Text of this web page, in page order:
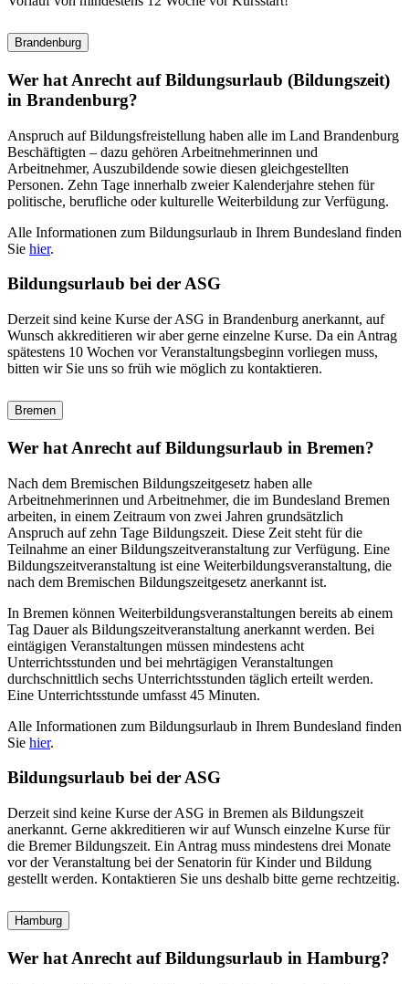
Brandenburg
Wer hat Anrecht auf Bildungsurlaub (Bildungszeit)
in Brandenburg?
Anspruch auf Bildungsfreistellung haben alle im Land Brandenburg
Beschäftigten – dazu gehören Arbeitnehmerinnen und
Arbeitnehmer, Auszubildende sowie diesen gleichgestellten
Personen. Zehn Tage innerhalb zweier Kalenderjahre stehen für
politische, berufliche oder kulturelle Weiterbildung zur Verfügung.
Alle Informationen zum Bildungsurlaub in Ihrem Bundesland finden
Sie hier.
Bildungsurlaub bei der ASG
Derzeit sind keine Kurse der ASG in Brandenburg anerkannt, auf
Wunsch akkreditieren wir aber gerne einzelne Kurse. Da ein Antrag
spätestens 10 Wochen vor Veranstaltungsbeginn vorliegen muss,
bitten wir Sie uns so früh wie möglich zu kontaktieren.
Bremen
Wer hat Anrecht auf Bildungsurlaub in Bremen?
Nach dem Bremischen Bildungszeitgesetz haben alle
Arbeitnehmerinnen und Arbeitnehmer, die im Bundesland Bremen
arbeiten, in einem Zeitraum von zwei Jahren grundsätzlich
Anspruch auf zehn Tage Bildungszeit. Diese Zeit steht für die
Teilnahme an einer Bildungszeitveranstaltung zur Verfügung. Eine
Bildungszeitveranstaltung ist eine Weiterbildungsveranstaltung, die
nach dem Bremischen Bildungszeitgesetz anerkannt ist.
In Bremen können Weiterbildungsveranstaltungen bereits ab einem
Tag Dauer als Bildungszeitveranstaltung anerkannt werden. Bei
eintägigen Veranstaltungen müssen mindestens acht
Unterrichtsstunden und bei mehrtägigen Veranstaltungen
durchschnittlich sechs Unterrichtsstunden täglich erteilt werden.
Eine Unterrichtsstunde umfasst 45 Minuten.
Alle Informationen zum Bildungsurlaub in Ihrem Bundesland finden
Sie hier.
Bildungsurlaub bei der ASG
Derzeit sind keine Kurse der ASG in Bremen als Bildungszeit
anerkannt. Gerne akkreditieren wir auf Wunsch einzelne Kurse für
die Bremer Bildungszeit. Ein Antrag muss mindestens drei Monate
vor der Veranstaltung bei der Senatorin für Kinder und Bildung
gestellt werden. Kontaktieren Sie uns deshalb bitte gerne rechtzeitig.
Hamburg
Wer hat Anrecht auf Bildungsurlaub in Hamburg?